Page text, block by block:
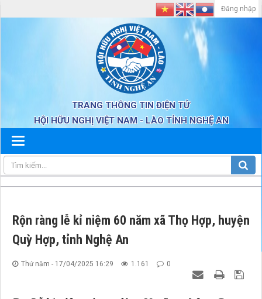
TRANG THÔNG TIN ĐIỆN TỬ
HỘI HỮU NGHỊ VIỆT NAM - LÀO TỈNH NGHỆ AN
Đăng nhập
Rộn ràng lễ kỉ niệm 60 năm xã Thọ Hợp, huyện
Quỳ Hợp, tỉnh Nghệ An
Thứ năm - 17/04/2025 16:29 1.161 0